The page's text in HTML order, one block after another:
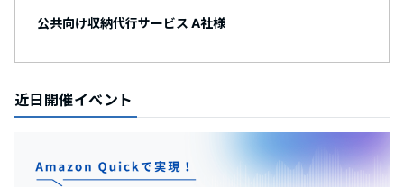
公共向け収納代行サービス A社様
近日開催イベント